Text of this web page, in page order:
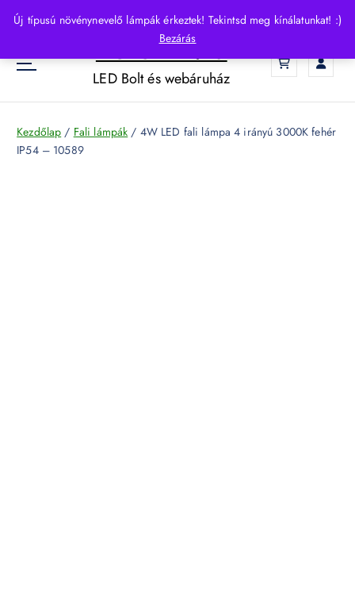
Új típusú növénynevelő lámpák érkeztek! Tekintsd meg kínálatunkat! :)
Bezárás
p
o
HelloLED.hu
LED Bolt és webáruház
Kezdőlap / Fali lámpák / 4W LED fali lámpa 4 irányú 3000K fehér
IP54 – 10589